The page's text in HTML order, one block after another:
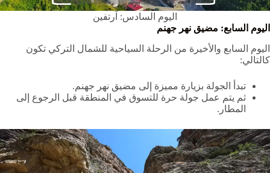
اليوم السادس: آرتفين
اليوم السابع: مضيق نهر جهنم
اليوم السابع والأخيرة من الرحلة السياحية للشمال التركي تكون
كالتالي:
تبدأ الجولة بزيارة مميزة إلى مضيق نهر جهنم.
ثم يتم عمل جولة حرة للتسوق في المنطقة قبل الرجوع إلى
المطار.